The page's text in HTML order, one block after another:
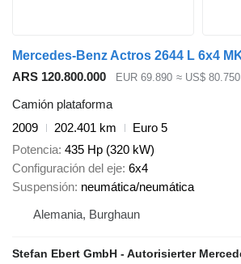
ARS 120.800.000 EUR 69.890 ≈ US$ 80.750
Camión plataforma
2009
202.401 km
Euro 5
Potencia 435 Hp (320 kW)
Configuración del eje 6x4
Suspensión neumática/neumática
Alemania, Burghaun